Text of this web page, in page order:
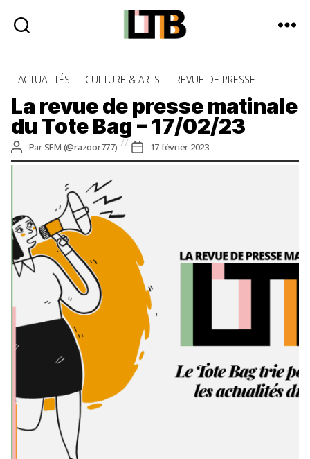
Bag
-
Média
d'information
quotidienne
Catégories
ACTUALITÉS CULTURE & ARTS REVUE DE PRESSE
La revue de presse matinale
du Tote Bag – 17/02/23
Auteur
de
ParSEM (@razoor777)
Date
de
17 février 2023